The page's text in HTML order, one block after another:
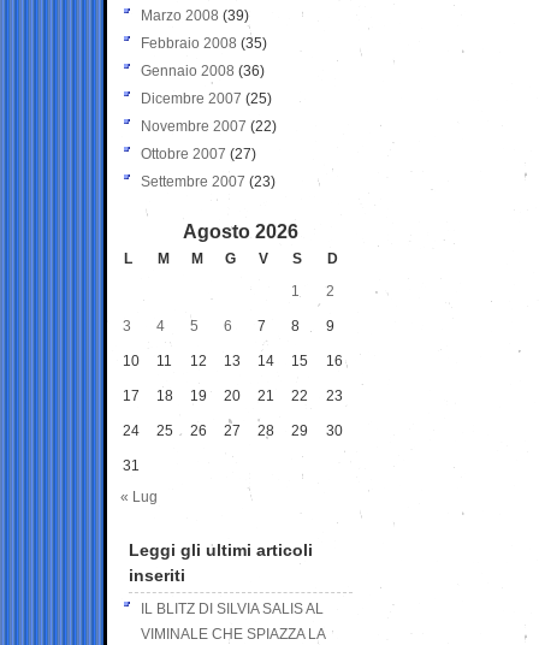
Marzo 2008 (39)
Febbraio 2008 (35)
Gennaio 2008 (36)
Dicembre 2007 (25)
Novembre 2007 (22)
Ottobre 2007 (27)
Settembre 2007 (23)
Agosto 2026
L M M G V S
D
1
2
3 4 5 6 7 8 9
10 11 12 13 14 15 16
17 18 19 20 21 22 23
24 25 26 27 28 29 30
31
« Lug
Leggi gli ultimi articoli
inseriti
IL BLITZ DI SILVIA SALIS AL
VIMINALE CHE SPIAZZA LA